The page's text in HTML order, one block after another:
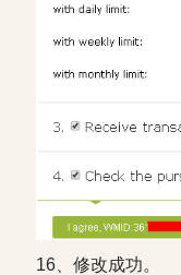
16、修改成功。